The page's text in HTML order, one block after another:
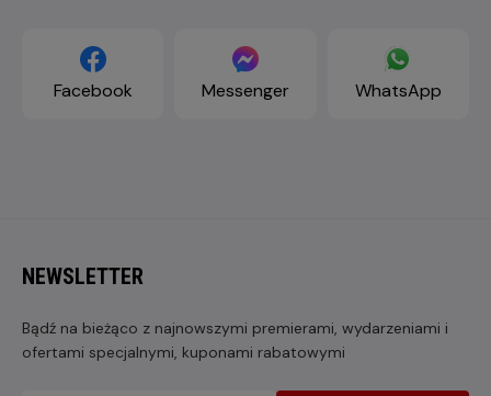
Facebook Messenger WhatsApp
NEWSLETTER
Bądź na bieżąco z najnowszymi premierami, wydarzeniami i
ofertami specjalnymi, kuponami rabatowymi